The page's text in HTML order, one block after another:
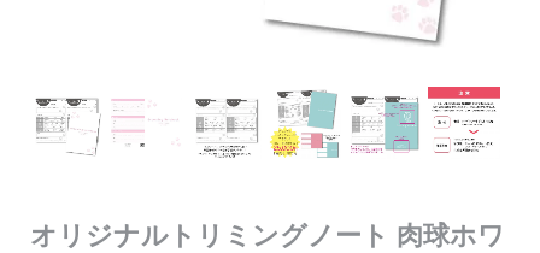
オリジナルトリミングノート 肉球ホワ